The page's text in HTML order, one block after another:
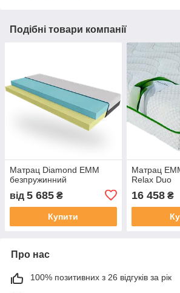
Подібні товари компанії
Матрац Diamond EMM
безпружинний
від 5 685 ₴
Купити
Матрац
Relax Duo
16 458₴
Про нас
100% позитивних з 26 відгуків за рік